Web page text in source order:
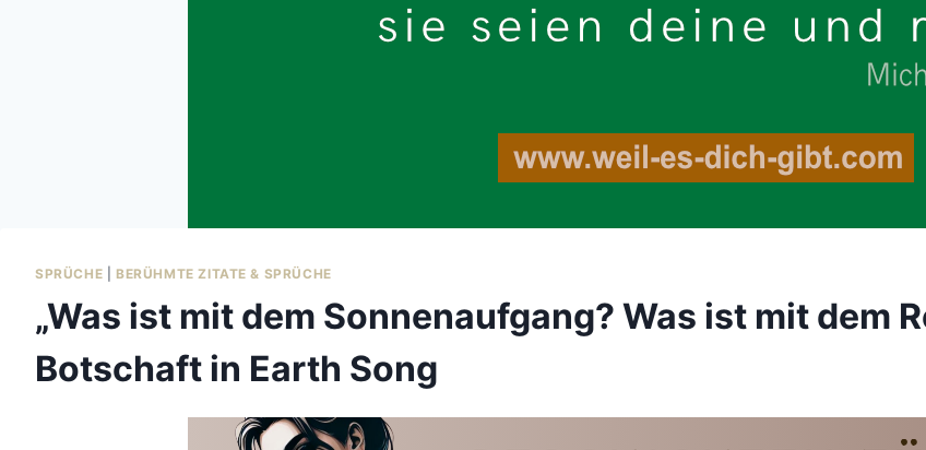
SPRÜCHE BERÜHMTE ZITATE & SPRÜCHE
„Was ist mit dem Sonnenaufgang? Was ist mit dem
Botschaft in Earth Song